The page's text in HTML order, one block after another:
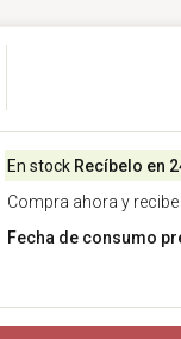
En stock Recíbelo en
Compra ahora y recibe
Fecha de consumo